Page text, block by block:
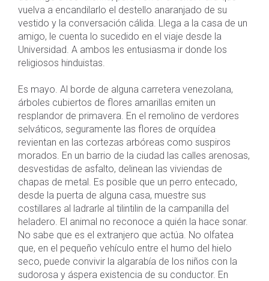
vuelva a encandilarlo el destello anaranjado de su
vestido y la conversación cálida. Llega a la casa de un
amigo, le cuenta lo sucedido en el viaje desde la
Universidad. A ambos les entusiasma ir donde los
religiosos hinduistas.
Es mayo. Al borde de alguna carretera venezolana,
árboles cubiertos de flores amarillas emiten un
resplandor de primavera. En el remolino de verdores
selváticos, seguramente las flores de orquídea
revientan en las cortezas arbóreas como suspiros
morados. En un barrio de la ciudad las calles arenosas,
desvestidas de asfalto, delinean las viviendas de
chapas de metal. Es posible que un perro entecado,
desde la puerta de alguna casa, muestre sus
costillares al ladrarle al tilintilin de la campanilla del
heladero. El animal no reconoce a quién la hace sonar.
No sabe que es el extranjero que actúa. No olfatea
que, en el pequeño vehículo entre el humo del hielo
seco, puede convivir la algarabía de los niños con la
sudorosa y áspera existencia de su conductor. En